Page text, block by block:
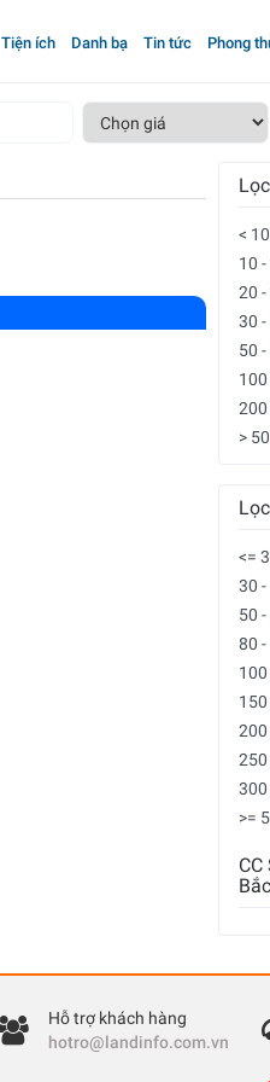
Tiện ích Danh bạ Tin tức Phong
<
10
20
30
50
200
>
<=
30 -
50
80
200
250
300
>=
Hỗ trợ khách hàng
hotro@landinfo.com.vn